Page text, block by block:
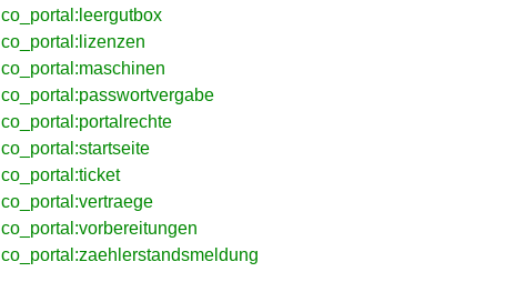
co_portal:leergutbox
co_portal:lizenzen
co_portal:maschinen
co_portal:passwortvergabe
co_portal:portalrechte
co_portal:startseite
co_portal:ticket
co_portal:vertraege
co_portal:vorbereitungen
co_portal:zaehlerstandsmeldung